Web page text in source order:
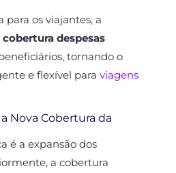
os viajantes, a
despesas
tornando o
e flexível para viagens
Nova Cobertura da
é a expansão dos
a cobertura